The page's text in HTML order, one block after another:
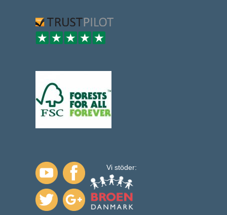
Vi stöder: